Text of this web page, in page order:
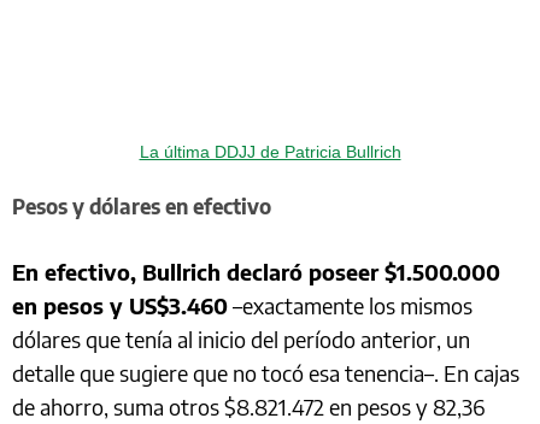
La última DDJJ de Patricia Bullrich
Pesos y dólares en efectivo
En efectivo, Bullrich declaró poseer $1.500.000
en pesos y US$3.460–exactamente los mismos
dólares que tenía al inicio del período anterior, un
detalle que sugiere que no tocó esa tenencia–. En cajas
de ahorro, suma otros $8.821.472 en pesos y 82,36